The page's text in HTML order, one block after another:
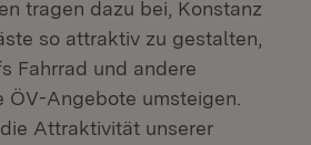
tragen dazu bei, Konstanz
so attraktiv zu gestalten,
Fahrrad und andere
Angebote umsteigen.
Attraktivität unserer